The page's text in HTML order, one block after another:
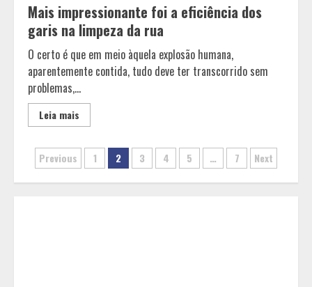
Mais impressionante foi a eficiência dos
garis na limpeza da rua
O certo é que em meio àquela explosão humana,
aparentemente contida, tudo deve ter transcorrido sem
problemas,...
Leia mais
Paginação
de
Previous 1 2 3 4 5 … 7 Next
2
Pesquisa revela atual perfil
universitário: adultos que
conciliam estudo, trabalho e
família
3